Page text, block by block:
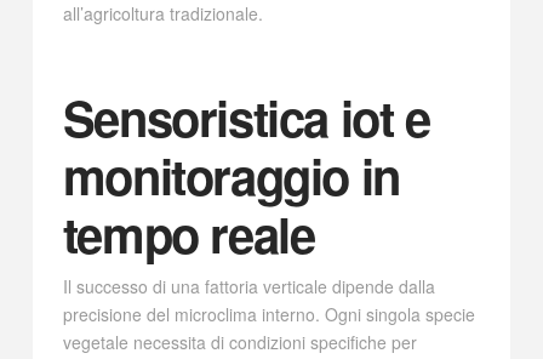
all’agricoltura tradizionale.
Sensoristica iot e
monitoraggio in
tempo reale
Il successo di una fattoria verticale dipende dalla
precisione del microclima interno. Ogni singola specie
vegetale necessita di condizioni specifiche per